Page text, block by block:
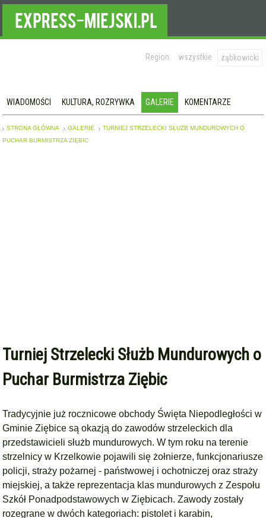
Region: wszystkie ząbkowicki
WIADOMOŚCI KULTURA, ROZRYWKA GALERIE KOMENTARZE
STRONA GŁÓWNA GALERIE
TURNIEJ STRZELECKI SŁUŻB MUNDUROWYCH O
PUCHAR BURMISTRZA ZIĘBIC
Turniej Strzelecki Służb Mundurowych o
Puchar Burmistrza Ziębic
Tradycyjnie już rocznicowe obchody Święta Niepodległości w
Gminie Ziębice są okazją do zawodów strzeleckich dla
przedstawicieli służb mundurowych. W tym roku na terenie
strzelnicy w Krzelkowie pojawili się żołnierze, funkcjonariusze
policji, straży pożarnej - państwowej i ochotniczej oraz straży
miejskiej, a także reprezentacja klas mundurowych z Zespołu
Szkół Ponadpodstawowych w Ziębicach. Zawody zostały
rozegrane w dwóch kategoriach: pistolet i karabin,